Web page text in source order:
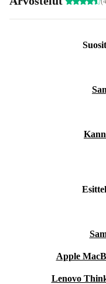
Apple
Lenovo